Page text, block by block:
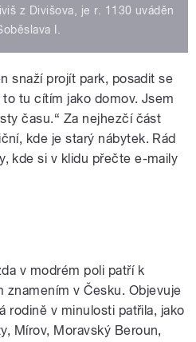
z Divišova, je r. 1130 uváděn
I.
snaží projít park, posadit se
to tu cítím jako domov. Jsem
času.“ Za nejhezčí část
kde je starý nábytek. Rád
kde si v klidu přečte e-maily
v modrém poli patří k
znamením v Česku. Objevuje
rodině v minulosti patřila, jako
Mírov, Moravský Beroun,